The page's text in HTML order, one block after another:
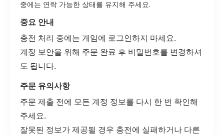
중에는 연락 가능한 상태를 유지해 주세요.
중요 안내
충전 처리 중에는 게임에 로그인하지 마세요.
계정 보안을 위해 주문 완료 후 비밀번호를 변경하셔
도 됩니다.
주문 유의사항
주문 제출 전에 모든 계정 정보를 다시 한 번 확인해
주세요.
잘못된 정보가 제공될 경우 충전에 실패하거나 다른